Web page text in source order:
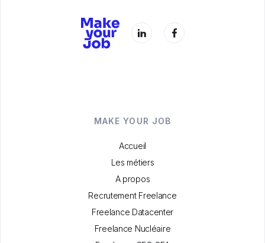
MAKE YOUR JOB
Accueil
Les métiers
A propos
Recrutement Freelance
Freelance Datacenter
Freelance Nucléaire